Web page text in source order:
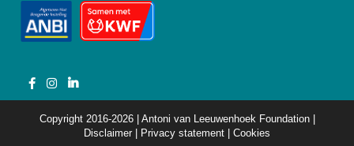
Copyright 2016-2026 | Antoni van Leeuwenhoek Foundation |
Disclaimer
Privacy statement Cookies